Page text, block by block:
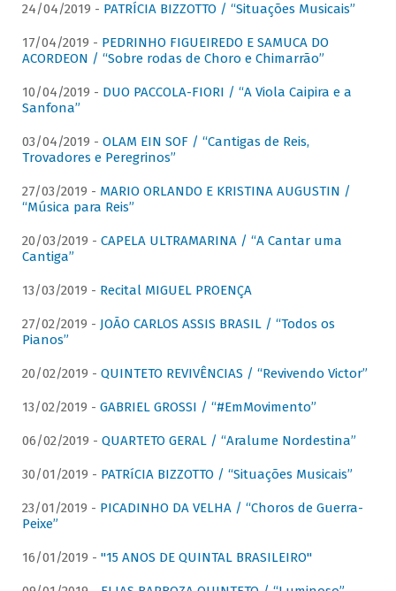
24/04/2019 - PATRÍCIA BIZZOTTO / “Situações Musicais”
17/04/2019 - PEDRINHO FIGUEIREDO E SAMUCA DO
ACORDEON / “Sobre rodas de Choro e Chimarrão”
10/04/2019 - DUO PACCOLA-FIORI / “A Viola Caipira e a
Sanfona”
03/04/2019 - OLAM EIN SOF / “Cantigas de Reis,
Trovadores e Peregrinos”
27/03/2019 - MARIO ORLANDO E KRISTINA AUGUSTIN /
“Música para Reis”
20/03/2019 - CAPELA ULTRAMARINA / “A Cantar uma
Cantiga”
13/03/2019 - Recital MIGUEL PROENÇA
27/02/2019 - JOÃO CARLOS ASSIS BRASIL / “Todos os
Pianos”
20/02/2019 - QUINTETO REVIVÊNCIAS / “Revivendo Victor”
13/02/2019 - GABRIEL GROSSI / “#EmMovimento”
06/02/2019 - QUARTETO GERAL / “Aralume Nordestina”
30/01/2019 - PATRíCIA BIZZOTTO / “Situações Musicais”
23/01/2019 - PICADINHO DA VELHA / “Choros de Guerra-
Peixe”
16/01/2019 - "15 ANOS DE QUINTAL BRASILEIRO"